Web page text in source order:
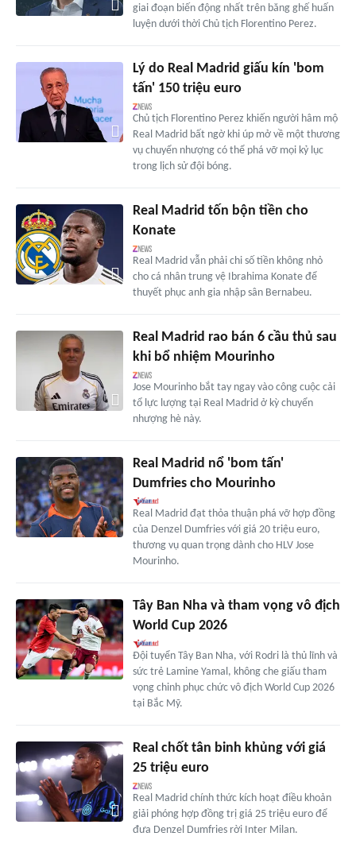
giai đoạn biến động nhất trên băng ghế huấn
luyện dưới thời Chủ tịch Florentino Perez.
Lý do Real Madrid giấu kín 'bom
tấn' 150 triệu euro
Chủ tịch Florentino Perez khiến người hâm mộ
Real Madrid bất ngờ khi úp mở về một thương
vụ chuyển nhượng có thể phá vỡ mọi kỷ lục
trong lịch sử đội bóng.
Real Madrid tốn bộn tiền cho
Konate
Real Madrid vẫn phải chi số tiền không nhỏ
cho cá nhân trung vệ Ibrahima Konate để
thuyết phục anh gia nhập sân Bernabeu.
Real Madrid rao bán 6 cầu thủ sau
khi bổ nhiệm Mourinho
Jose Mourinho bắt tay ngay vào công cuộc cải
tổ lực lượng tại Real Madrid ở kỳ chuyển
nhượng hè này.
Real Madrid nổ 'bom tấn'
Dumfries cho Mourinho
Real Madrid đạt thỏa thuận phá vỡ hợp đồng
của Denzel Dumfries với giá 20 triệu euro,
thương vụ quan trọng dành cho HLV Jose
Mourinho.
Tây Ban Nha và tham vọng vô địch
World Cup 2026
Đội tuyển Tây Ban Nha, với Rodri là thủ lĩnh và
sức trẻ Lamine Yamal, không che giấu tham
vọng chinh phục chức vô địch World Cup 2026
tại Bắc Mỹ.
Real chốt tân binh khủng với giá
25 triệu euro
Real Madrid chính thức kích hoạt điều khoản
giải phóng hợp đồng trị giá 25 triệu euro để
đưa Denzel Dumfries rời Inter Milan.